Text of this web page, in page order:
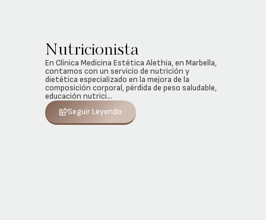
Nutricionista
En Clínica Medicina Estética Alethia, en Marbella,
contamos con un servicio de nutrición y
dietética especializado en la mejora de la
composición corporal, pérdida de peso saludable,
educación nutrici...
Seguir Leyendo